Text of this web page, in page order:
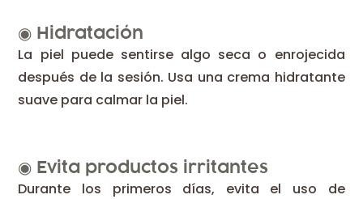
◉ Hidratación
La piel puede sentirse algo seca o enrojecida
después de la sesión. Usa una crema hidratante
suave para calmar la piel.
◉ Evita productos irritantes
Durante los primeros días, evita el uso de